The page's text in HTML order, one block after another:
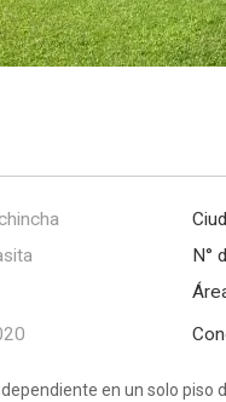
N°
en un solo piso